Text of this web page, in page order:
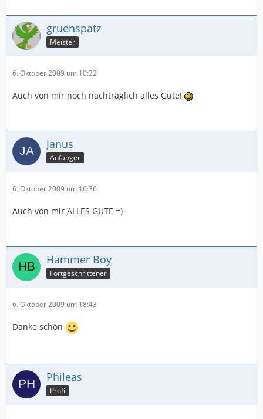
gruenspatz
Meister
6. Oktober 2009 um 10:32
Auch von mir noch nachträglich alles Gute!
Janus
Anfänger
6. Oktober 2009 um 16:36
Auch von mir ALLES GUTE =)
Hammer Boy
Fortgeschrittener
6. Oktober 2009 um 18:43
Danke schön
Phileas
Profi